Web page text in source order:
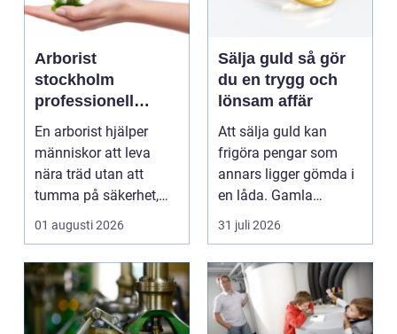
Arborist
stockholm
professionell
trädvård för säkra
och vackra träd
En arborist hjälper
människor att leva
nära träd utan att
tumma på säkerhet,
trivsel eller hållbarhe...
01 augusti 2026
Sälja guld så gör
du en trygg och
lönsam affär
Att sälja guld kan
frigöra pengar som
annars ligger gömda i
en låda. Gamla
smycken, ärvda
föremål el...
31 juli 2026